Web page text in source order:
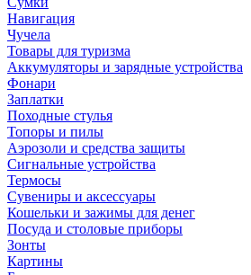
Навигация
Чучела
Товары для туризма
Аккумуляторы и зарядные устройства
Фонари
Заплатки
Походные стулья
Топоры и пилы
Аэрозоли и средства защиты
Сигнальные устройства
Термосы
Сувениры и аксессуары
Кошельки и зажимы для денег
Посуда и столовые приборы
Зонты
Картины